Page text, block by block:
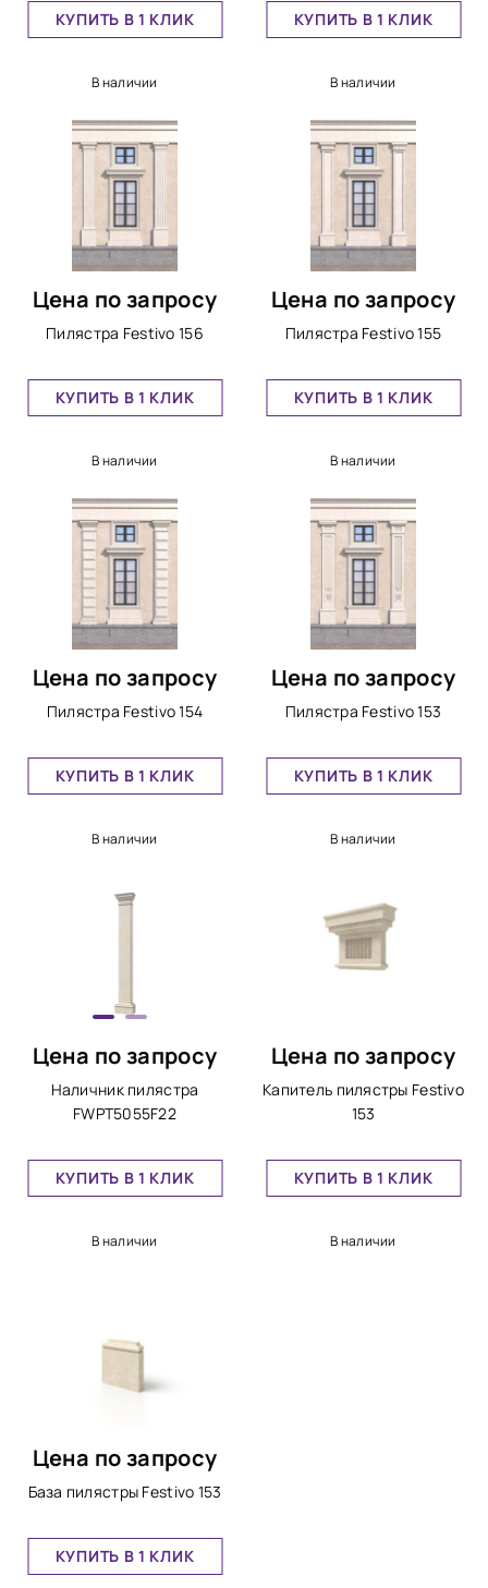
КУПИТЬ В 1 КЛИК
В наличии
КУПИТЬ В 1 КЛИК
В наличии
Цена по запросу
Пилястра Festivo 156
КУПИТЬ В 1 КЛИК
В наличии
Цена по запросу
Пилястра Festivo 155
КУПИТЬ В 1 КЛИК
В наличии
Цена по запросу
Пилястра Festivo 154
КУПИТЬ В 1 КЛИК
В наличии
Цена по запросу
Пилястра Festivo 153
КУПИТЬ В 1 КЛИК
В наличии
Цена по запросу
Наличник пилястра
FWPT5055F22
КУПИТЬ В 1 КЛИК
В наличии
Цена по запросу
Капитель пилястры Festivo
153
КУПИТЬ В 1 КЛИК
В наличии
Цена по запросу
База пилястры Festivo 153
КУПИТЬ В 1 КЛИК